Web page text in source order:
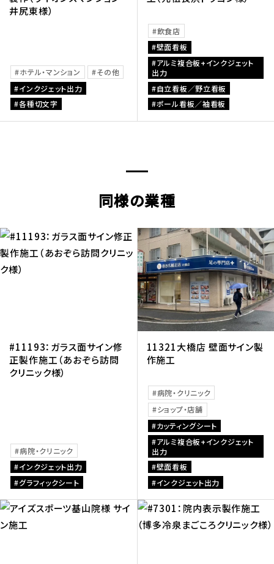
井尻東様）
ホテル・マンション
その他
インクジェット出力
各種切文字
飲食店
壁面看板
アルミ複合板+インクジェット
出力
自立看板／野立看板
ポール看板／袖看板
同様の業種
#11193：ガラス面サイン修
正製作施工（あおぞら訪問
クリニック様）
病院・クリニック
インクジェット出力
グラフィックシート
11321大橋店 壁面サイン製
作施工
病院・クリニック
ショップ・店舗
カッティングシート
アルミ複合板+インクジェット
出力
壁面看板
インクジェット出力